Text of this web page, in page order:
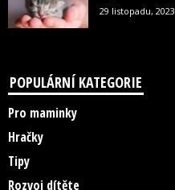
29 listopadu, 2023
POPULÁRNÍ KATEGORIE
Pro maminky
Hračky
Tipy
Rozvoj dítěte